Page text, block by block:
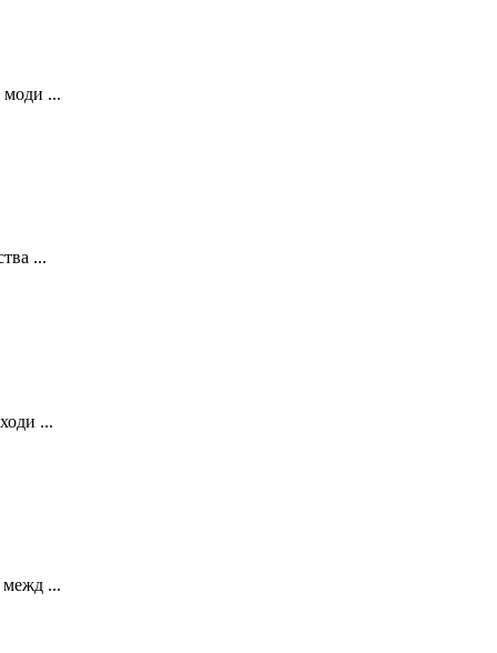
моди ...
...
...
межд ...